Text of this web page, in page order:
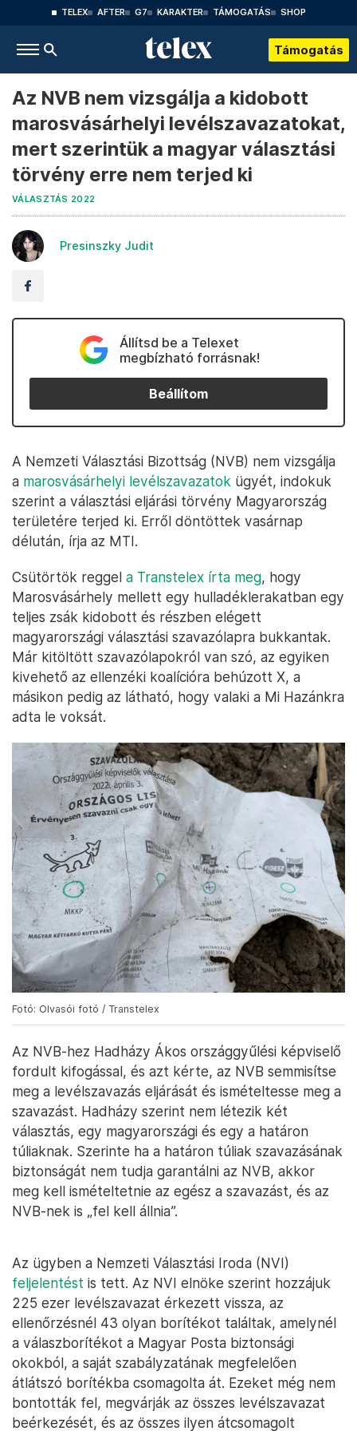
TELEX AFTER G7 KARAKTER TÁMOGATÁS SHOP
Támogatás
Az NVB nem vizsgálja a kidobott
marosvásárhelyi levélszavazatokat,
mert szerintük a magyar választási
törvény erre nem terjed ki
VÁLASZTÁS 2022
Presinszky Judit
Állítsd be a Telexet
megbízható forrásnak!
Beállítom
A Nemzeti Választási Bizottság (NVB) nem vizsgálja
a marosvásárhelyi levélszavazatok ügyét, indokuk
szerint a választási eljárási törvény Magyarország
területére terjed ki. Erről döntöttek vasárnap
délután, írja az MTI.
Csütörtök reggel a Transtelex írta meg, hogy
Marosvásárhely mellett egy hulladéklerakatban egy
teljes zsák kidobott és részben elégett
magyarországi választási szavazólapra bukkantak.
Már kitöltött szavazólapokról van szó, az egyiken
kivehető az ellenzéki koalícióra behúzott X, a
másikon pedig az látható, hogy valaki a Mi Hazánkra
adta le voksát.
Fotó: Olvasói fotó / Transtelex
Az NVB-hez Hadházy Ákos országgyűlési képviselő
fordult kifogással, és azt kérte, az NVB semmisítse
meg a levélszavazás eljárását és ismételtesse meg a
szavazást. Hadházy szerint nem létezik két
választás, egy magyarországi és egy a határon
túliaknak. Szerinte ha a határon túliak szavazásának
biztonságát nem tudja garantálni az NVB, akkor
meg kell ismételtetnie az egész a szavazást, és az
NVB-nek is „fel kell állnia”.
Az ügyben a Nemzeti Választási Iroda (NVI)
feljelentést is tett. Az NVI elnöke szerint hozzájuk
225 ezer levélszavazat érkezett vissza, az
ellenőrzésnél 43 olyan borítékot találtak, amelynél
a válaszborítékot a Magyar Posta biztonsági
okokból, a saját szabályzatának megfelelően
átlátszó borítékba csomagolta át. Ezeket még nem
bontották fel, megvárják az összes levélszavazat
beérkezését, és az összes ilyen átcsomagolt